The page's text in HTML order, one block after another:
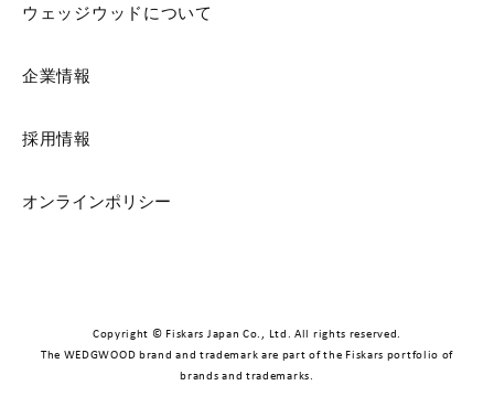
ウェッジウッドについて
企業情報
採用情報
オンラインポリシー
Copyright © Fiskars Japan Co., Ltd. All rights reserved.
The WEDGWOOD brand and trademark are part of the Fiskars portfolio of
brands and trademarks.